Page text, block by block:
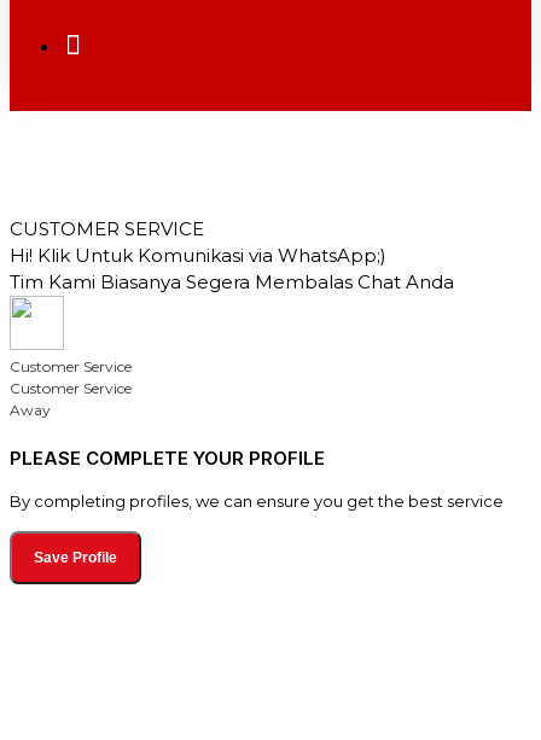
CUSTOMER SERVICE
Hi! Klik Untuk Komunikasi via WhatsApp;)
Tim Kami Biasanya Segera Membalas Chat Anda
Customer Service
Customer Service
Away
PLEASE COMPLETE YOUR PROFILE
By completing profiles, we can ensure you get the best service
Save Profile